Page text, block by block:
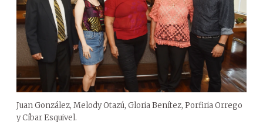
Juan González, Melody Otazú, Gloria Benítez, Porfiria Orrego
y Cíbar Esquivel.